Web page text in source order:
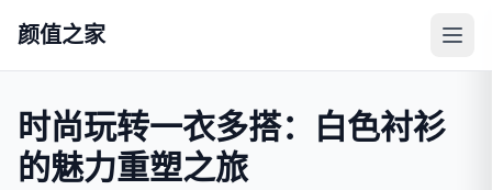
颜值之家
时尚玩转一衣多搭：白色衬衫
的魅力重塑之旅